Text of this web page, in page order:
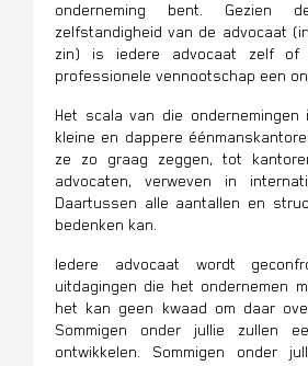
onderneming bent. Gezien
zelfstandigheid van de advocaat
zin) is iedere advocaat zelf
professionele vennootschap een
Het scala van die ondernemingen
kleine en dappere
ze zo graag zeggen, tot
advocaten, verweven in
Daartussen alle aantallen en
bedenken kan.
Iedere advocaat wordt
uitdagingen die het ondernemen
het kan geen kwaad om daar
Sommigen onder jullie zullen
ontwikkelen. Sommigen onder